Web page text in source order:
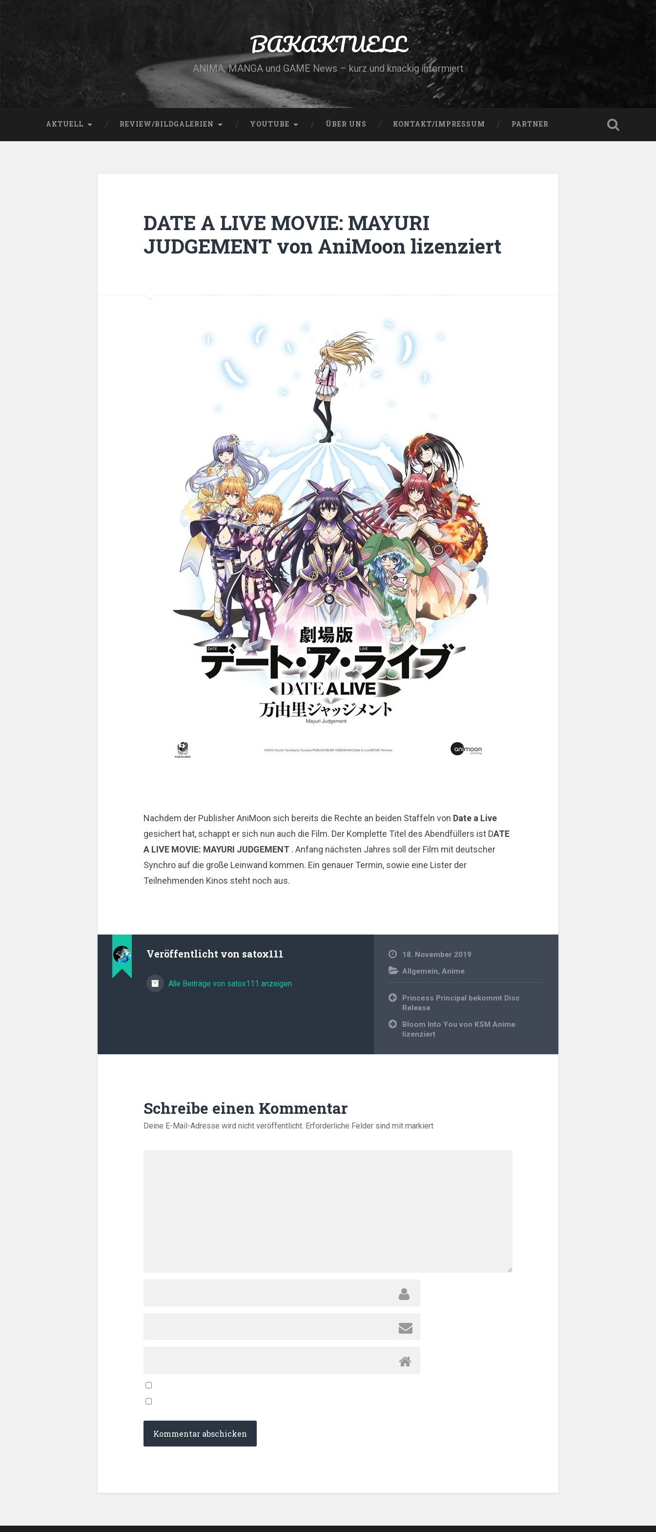
BAKAKTUELL
ANIMA, MANGA und GAME News – kurz und knackig informiert
AKTUELL REVIEW/BILDGALERIEN YOUTUBE ÜBER UNS KONTAKT/IMPRESSUM PARTNER
DATE A LIVE MOVIE: MAYURI
JUDGEMENT von AniMoon lizenziert
Nachdem der Publisher AniMoon sich bereits die Rechte an beiden Staffeln von Date a Live
gesichert hat, schappt er sich nun auch die Film. Der Komplette Titel des Abendfüllers ist DATE
A LIVE MOVIE: MAYURI JUDGEMENT . Anfang nächsten Jahres soll der Film mit deutscher
Synchro auf die große Leinwand kommen. Ein genauer Termin, sowie eine Lister der
Teilnehmenden Kinos steht noch aus.
Veröffentlicht von satox111
Alle Beiträge von satox111 anzeigen
18. November 2019
Allgemein,Anime
Beitragsnavigation
Princess Principal bekommt Disc
Release
Bloom Into You von KSM Anime
lizenziert
Schreibe einen Kommentar
Deine E-Mail-Adresse wird nicht veröffentlicht. Erforderliche Felder sind mitmarkiert